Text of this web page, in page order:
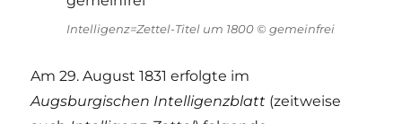
Intelligenz=Zettel-Titel um 1800 © gemeinfrei
Am 29. August 1831 erfolgte im
Augsburgischen Intelligenzblatt (zeitweise